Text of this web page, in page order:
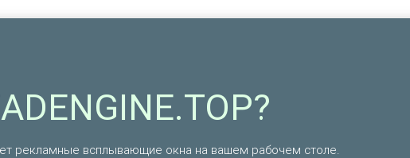
рекламные всплывающие окна на вашем рабочем столе.